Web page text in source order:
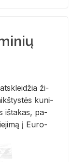
ži­
ku­ni­
iš­ta­kas, pa­
į Eu­ro­